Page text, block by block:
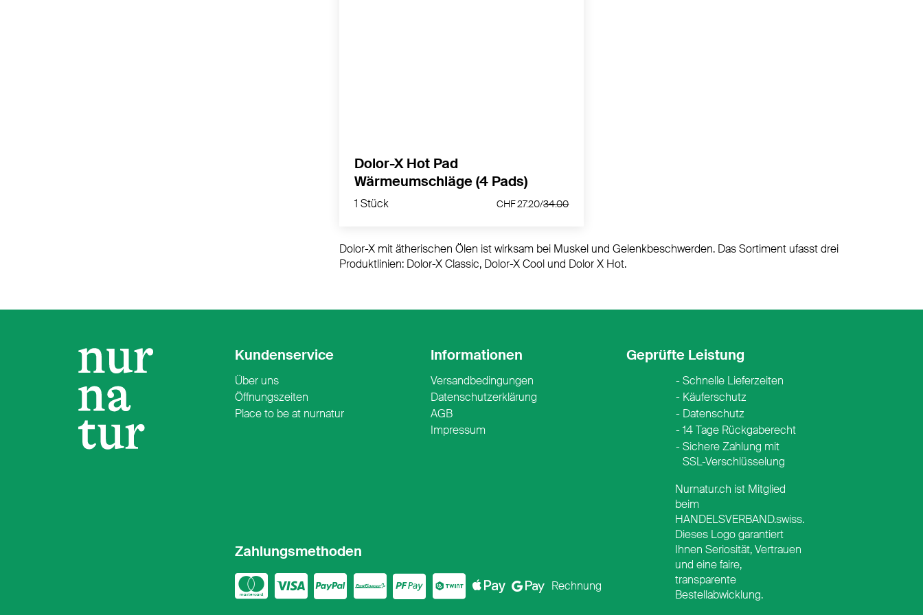
1 Stück CHF 27.20/
Dolor-X Hot Pad
Wärmeumschläge (4 Pads)
1 Stück CHF 27.20/34.00
Dolor-X mit ätherischen Ölen ist wirksam bei Muskel und Gelenkbeschwerden. Das Sortiment ufasst drei
Produktlinien: Dolor-X Classic, Dolor-X Cool und Dolor X Hot.
Kundenservice
Über uns
Öffnungszeiten
Place to be at nurnatur
Informationen
Versandbedingungen
Datenschutzerklärung
AGB
Impressum
Geprüfte Leistung
Schnelle Lieferzeiten
Käuferschutz
Datenschutz
14 Tage Rückgaberecht
Sichere Zahlung mit
SSL-Verschlüsselung
Zahlungsmethoden
Mastercard
VisaPayPal
PostFinance
PostFinance Pay
TwintApplePay
Google Pay
Rechnung
Nurnatur.ch ist Mitglied
beim
HANDELSVERBAND.swiss.
Dieses Logo garantiert
Ihnen Seriosität, Vertrauen
und eine faire,
transparente
Bestellabwicklung.